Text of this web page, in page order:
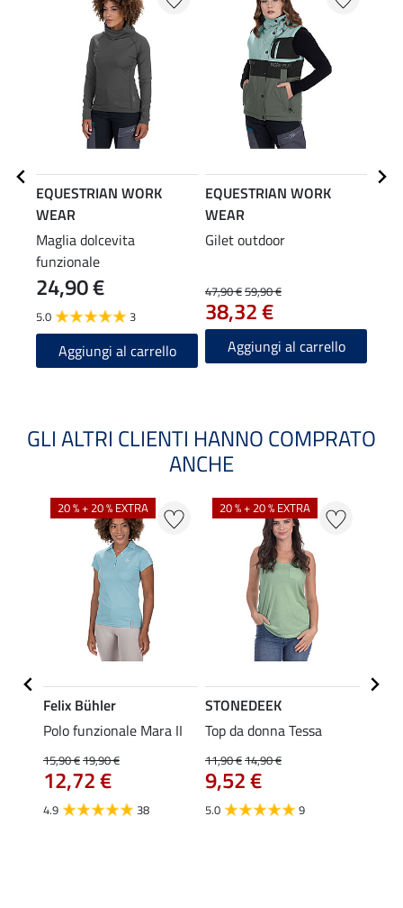
EQUESTRIAN WORK
WEAR
Maglia dolcevita
funzionale
24,90 €
5.0 3
Aggiungi al carrello
EQUESTRIAN WORK
WEAR
Gilet outdoor
47,90 €59,90 €
38,32 €
Aggiungi al carrello
GLI ALTRI CLIENTI HANNO COMPRATO
ANCHE
20 % + 20 % EXTRA
Felix Bühler
Polo funzionale Mara II
15,90 €19,90 €
12,72 €
4.9 38
20 % + 20 % EXTRA
STONEDEEK
Top da donna Tessa
11,90 €14,90 €
9,52 €
5.0 9